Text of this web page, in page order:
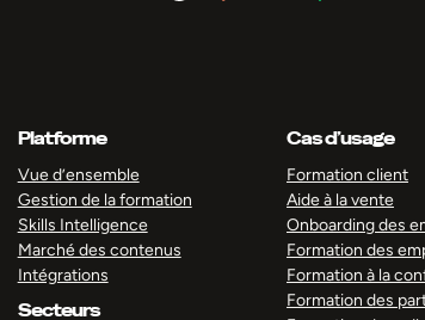
Platforme
Vue d’ensemble
Gestion de la formation
Skills Intelligence
Marché des contenus
Intégrations
Secteurs
Cas d’usage
Formation client
Aide à la vente
Onboarding des
Formation des
Formation à la
Formation des